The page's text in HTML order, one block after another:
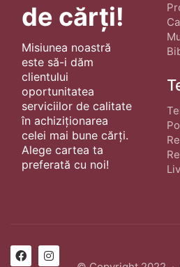
de cărți!
Misiunea noastră
este să-i dăm
clientului
oportunitatea
serviciilor de calitate
în achiziționarea
celei mai bune cărți.
Alege cartea ta
preferată cu noi!